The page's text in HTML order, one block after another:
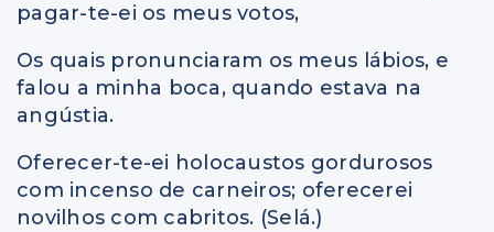
pagar-te-ei os meus votos,
Os quais pronunciaram os meus lábios, e
falou a minha boca, quando estava na
angústia.
Oferecer-te-ei holocaustos gordurosos
com incenso de carneiros; oferecerei
novilhos com cabritos. (Selá.)